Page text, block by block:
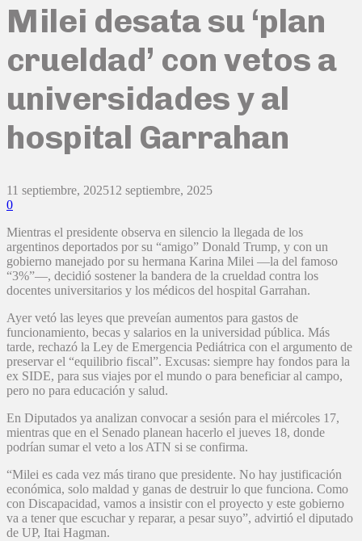
Milei desata su ‘plan
crueldad’ con vetos a
universidades y al
hospital Garrahan
11 septiembre, 202512 septiembre, 2025
0
Mientras el presidente observa en silencio la llegada de los
argentinos deportados por su “amigo” Donald Trump, y con un
gobierno manejado por su hermana Karina Milei —la del famoso
“3%”—, decidió sostener la bandera de la crueldad contra los
docentes universitarios y los médicos del hospital Garrahan.
Ayer vetó las leyes que preveían aumentos para gastos de
funcionamiento, becas y salarios en la universidad pública. Más
tarde, rechazó la Ley de Emergencia Pediátrica con el argumento de
preservar el “equilibrio fiscal”. Excusas: siempre hay fondos para la
ex SIDE, para sus viajes por el mundo o para beneficiar al campo,
pero no para educación y salud.
En Diputados ya analizan convocar a sesión para el miércoles 17,
mientras que en el Senado planean hacerlo el jueves 18, donde
podrían sumar el veto a los ATN si se confirma.
“Milei es cada vez más tirano que presidente. No hay justificación
económica, solo maldad y ganas de destruir lo que funciona. Como
con Discapacidad, vamos a insistir con el proyecto y este gobierno
va a tener que escuchar y reparar, a pesar suyo”, advirtió el diputado
de UP, Itai Hagman.